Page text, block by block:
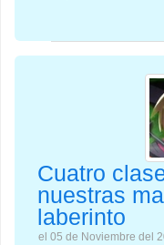
Cuatro
nuestras
laberinto
el 05 de Noviembre del